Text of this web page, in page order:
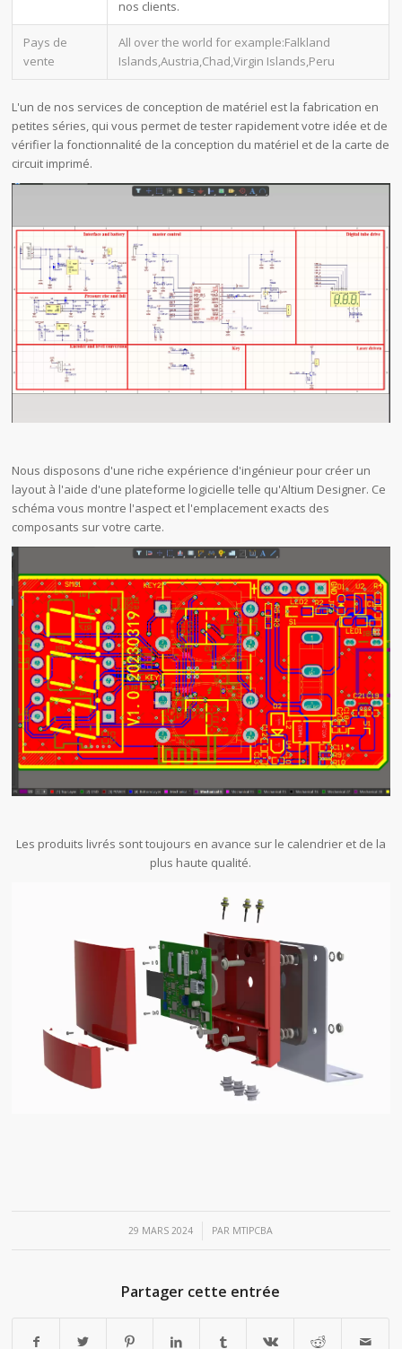
nos clients.
Pays de
vente
All over the world for example:Falkland
Islands,Austria,Chad,Virgin Islands,Peru
L'un de nos services de conception de matériel est la fabrication en
petites séries, qui vous permet de tester rapidement votre idée et de
vérifier la fonctionnalité de la conception du matériel et de la carte de
circuit imprimé.
Nous disposons d'une riche expérience d'ingénieur pour créer un
layout à l'aide d'une plateforme logicielle telle qu'Altium Designer. Ce
schéma vous montre l'aspect et l'emplacement exacts des
composants sur votre carte.
Les produits livrés sont toujours en avance sur le calendrier et de la
plus haute qualité.
29 MARS 2024
/ PAR MTIPCBA
Partager cette entrée